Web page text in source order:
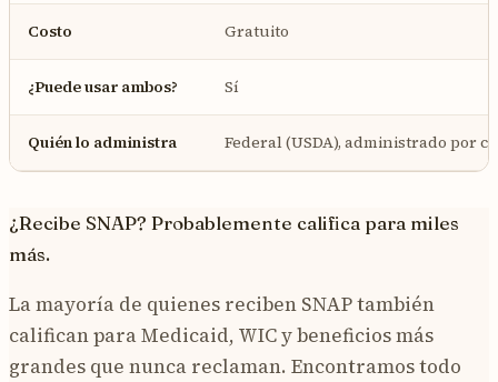
Costo Gratuito
¿Puede usar ambos? Sí
Quién lo administra Federal (USDA), administrado por
¿Recibe SNAP? Probablemente califica para miles
más.
La mayoría de quienes reciben SNAP también
califican para Medicaid, WIC y beneficios más
grandes que nunca reclaman. Encontramos todo